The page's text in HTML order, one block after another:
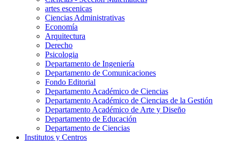
artes escenicas
Ciencias Administrativas
Economía
Arquitectura
Derecho
Psicologia
Departamento de Ingeniería
Departamento de Comunicaciones
Fondo Editorial
Departamento Académico de Ciencias
Departamento Académico de Ciencias de la Gestión
Departamento Académico de Arte y Diseño
Departamento de Educación
Departamento de Ciencias
Institutos y Centros